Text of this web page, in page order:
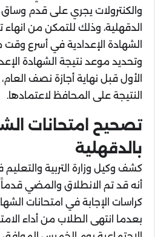
والكنترولات يجري على قدم
الدقهلية، وذلك للتمكن من
الشهادة الإعدادية في أسرع وقت
وتحديد موعد نتيجة الشهادة
الأول قبل نهاية أجازة نصف
النتيجة على المحافظ لاعتمادها.
تصحيح امتحانات
بالدقهلية
كشف وكيل وزارة التربية
أنه قد تم الانطلاق والمضي
كراسات الإجابة في امتحانات
بعدما انتهى الطلاب من أداء